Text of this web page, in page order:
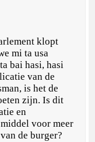
klopt
mi ta usa
bai hasi, hasi
van de
is het de
zijn. Is dit
en
voor meer
de burger?